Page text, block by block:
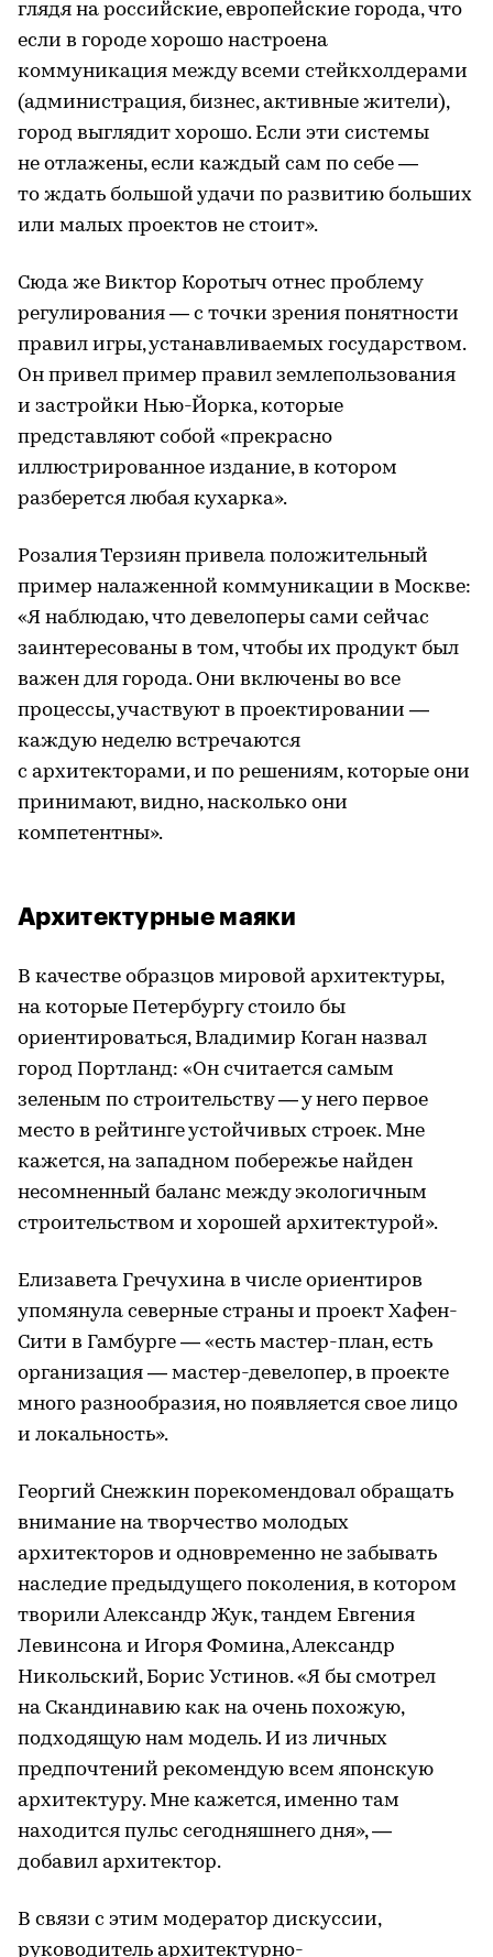
глядя на российские, европейские города, что
если в городе хорошо настроена
коммуникация между всеми стейкхолдерами
(администрация, бизнес, активные жители),
город выглядит хорошо. Если эти системы
не отлажены, если каждый сам по себе —
то ждать большой удачи по развитию больших
или малых проектов не стоит».
Сюда же Виктор Коротыч отнес проблему
регулирования — с точки зрения понятности
правил игры, устанавливаемых государством.
Он привел пример правил землепользования
и застройки Нью-Йорка, которые
представляют собой «прекрасно
иллюстрированное издание, в котором
разберется любая кухарка».
Розалия Терзиян привела положительный
пример налаженной коммуникации в Москве:
«Я наблюдаю, что девелоперы сами сейчас
заинтересованы в том, чтобы их продукт был
важен для города. Они включены во все
процессы, участвуют в проектировании —
каждую неделю встречаются
с архитекторами, и по решениям, которые они
принимают, видно, насколько они
компетентны».
Архитектурные маяки
В качестве образцов мировой архитектуры,
на которые Петербургу стоило бы
ориентироваться, Владимир Коган назвал
город Портланд: «Он считается самым
зеленым по строительству — у него первое
место в рейтинге устойчивых строек. Мне
кажется, на западном побережье найден
несомненный баланс между экологичным
строительством и хорошей архитектурой».
Елизавета Гречухина в числе ориентиров
упомянула северные страны и проект Хафен-
Сити в Гамбурге — «есть мастер-план, есть
организация — мастер-девелопер, в проекте
много разнообразия, но появляется свое лицо
и локальность».
Георгий Снежкин порекомендовал обращать
внимание на творчество молодых
архитекторов и одновременно не забывать
наследие предыдущего поколения, в котором
творили Александр Жук, тандем Евгения
Левинсона и Игоря Фомина, Александр
Никольский, Борис Устинов. «Я бы смотрел
на Скандинавию как на очень похожую,
подходящую нам модель. И из личных
предпочтений рекомендую всем японскую
архитектуру. Мне кажется, именно там
находится пульс сегодняшнего дня», —
добавил архитектор.
В связи с этим модератор дискуссии,
руководитель архитектурно-